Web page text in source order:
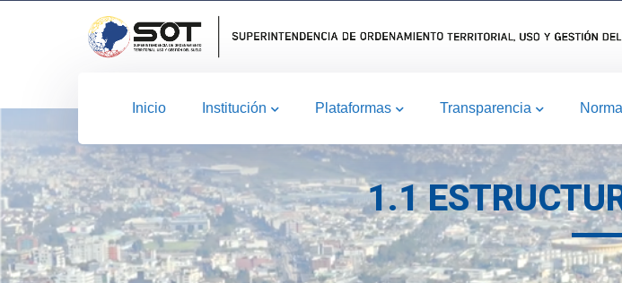
Inicio Institución Plataformas Transparencia
1.1